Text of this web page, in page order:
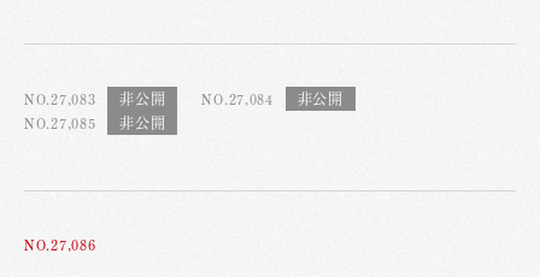
NO.27,083
NO.27,084
NO.27,085
NO.27,086